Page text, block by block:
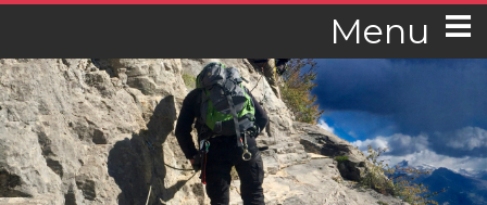
Menu